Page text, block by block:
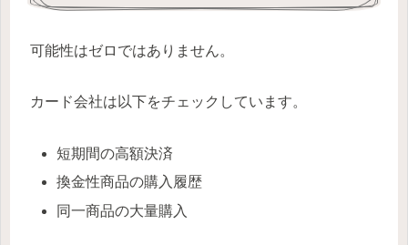
可能性はゼロではありません。
カード会社は以下をチェックしています。
短期間の高額決済
換金性商品の購入履歴
同一商品の大量購入